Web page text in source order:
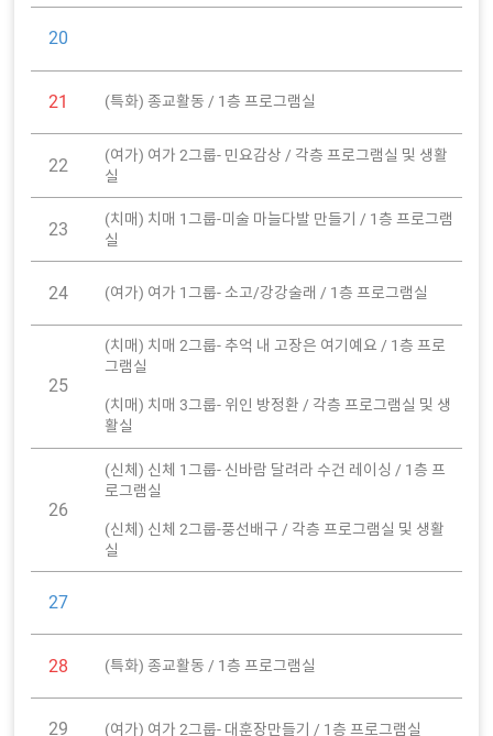
20
21 (특화) 종교활동 / 1층 프로그램실
22
(여가) 여가 2그룹- 민요감상 / 각층 프로그램실 및 생활
실
23
(치매) 치매 1그룹-미술 마늘다발 만들기 / 1층 프로그램
실
24 (여가) 여가 1그룹- 소고/강강술래 / 1층 프로그램실
25
(치매) 치매 2그룹- 추억 내 고장은 여기예요 / 1층 프로
그램실
(치매) 치매 3그룹- 위인 방정환 / 각층 프로그램실 및 생
활실
26
(신체) 신체 1그룹- 신바람 달려라 수건 레이싱 / 1층 프
로그램실
(신체) 신체 2그룹-풍선배구 / 각층 프로그램실 및 생활
실
27
28 (특화) 종교활동 / 1층 프로그램실
29 (여가) 여가 2그룹- 대훈장만들기 / 1층 프로그램실